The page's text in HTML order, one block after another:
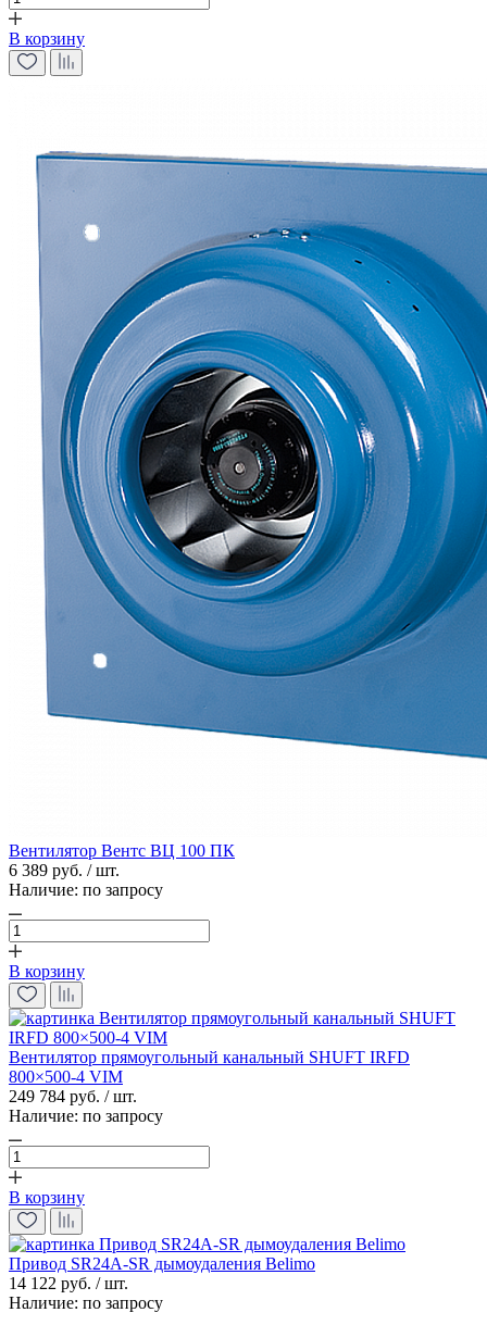
В корзину
Вентилятор Вентс ВЦ 100 ПК
6 389 руб. / шт.
Наличие: по запросу
В корзину
Вентилятор прямоугольный канальный SHUFT IRFD
800×500-4 VIM
249 784 руб. / шт.
Наличие: по запросу
В корзину
Привод SR24A-SR дымоудаления Belimo
14 122 руб. / шт.
Наличие: по запросу